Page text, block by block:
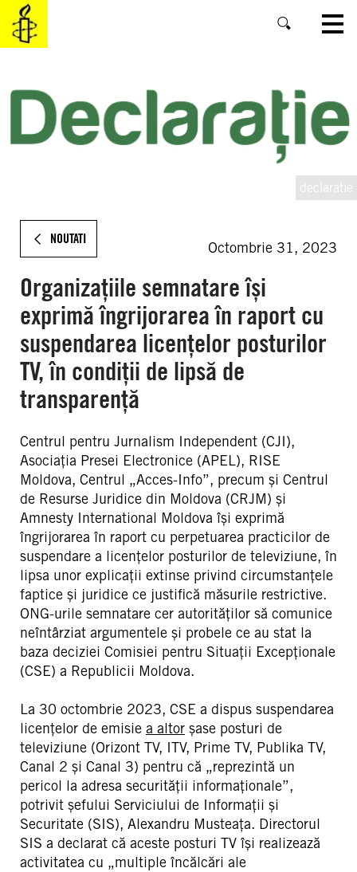
SKIP
MAIN
CONTENT
declaratie
NOUTATI
Octombrie 31, 2023
Organizațiile semnatare își
exprimă îngrijorarea în raport cu
suspendarea licențelor posturilor
TV, în condiții de lipsă de
transparență
Centrul pentru Jurnalism Independent (CJI),
Asociația Presei Electronice (APEL), RISE
Moldova, Centrul „Acces-Info”, precum și Centrul
de Resurse Juridice din Moldova (CRJM) și
Amnesty International Moldova își exprimă
îngrijorarea în raport cu perpetuarea practicilor de
suspendare a licențelor posturilor de televiziune, în
lipsa unor explicații extinse privind circumstanțele
faptice și juridice ce justifică măsurile restrictive.
ONG-urile semnatare cer autorităților să comunice
neîntârziat argumentele și probele ce au stat la
baza deciziei Comisiei pentru Situații Excepționale
(CSE) a Republicii Moldova.
La 30 octombrie 2023, CSE a dispus suspendarea
licențelor de emisie a altor șase posturi de
televiziune (Orizont TV, ITV, Prime TV, Publika TV,
Canal 2 și Canal 3) pentru că „reprezintă un
pericol la adresa securității informaționale”,
potrivit șefului Serviciului de Informații și
Securitate (SIS), Alexandru Musteața. Directorul
SIS a declarat că aceste posturi TV își realizează
activitatea cu „multiple încălcări ale